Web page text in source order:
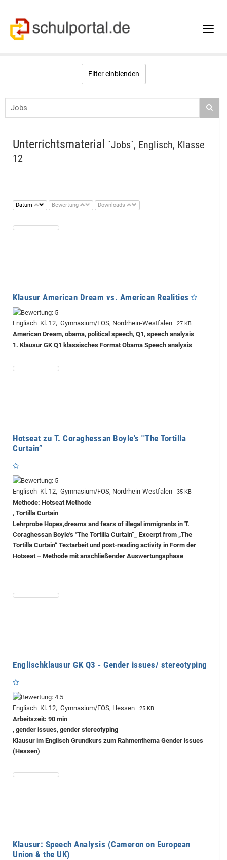
Toggle
Filter einblenden
Unterrichtsmaterial ´Jobs´, Englisch, Klasse
12
Datum Bewertung Downloads
Klausur American Dream vs. American Realities
Englisch Kl. 12, Gymnasium/FOS, Nordrhein-Westfalen 27 KB
American Dream, obama, political speech, Q1, speech analysis
1. Klausur GK Q1 klassisches Format Obama Speech analysis
Hotseat zu T. Coraghessan Boyle's ''The Tortilla
Curtain”
Englisch Kl. 12, Gymnasium/FOS, Nordrhein-Westfalen 35 KB
Methode: Hotseat Methode
, Tortilla Curtain
Lehrprobe Hopes,dreams and fears of illegal immigrants in T.
Coraghessan Boyle's ''The Tortilla Curtain”_ Excerpt from „The
Tortilla Curtain“ Textarbeit und post-reading activity in Form der
Hotseat – Methode mit anschließender Auswertungsphase
Englischklausur GK Q3 - Gender issues/ stereotyping
Englisch Kl. 12, Gymnasium/FOS, Hessen 25 KB
Arbeitszeit: 90 min
, gender issues, gender stereotyping
Klausur im Englisch Grundkurs zum Rahmenthema Gender issues
(Hessen)
Klausur: Speech Analysis (Cameron on European
Union & the UK)